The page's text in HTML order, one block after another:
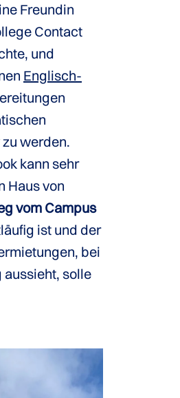
Freundin
Contact
und
Englisch-
werden.
kann sehr
Haus von
vom Campus
ist und der
bei
aussieht, solle